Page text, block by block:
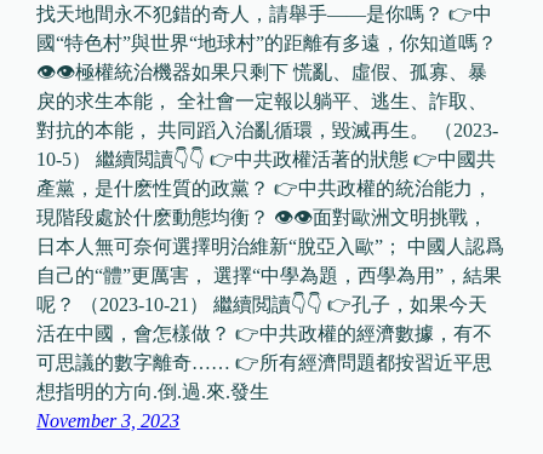
找天地間永不犯錯的奇人，請舉手——是你嗎？ 👉中
國“特色村”與世界“地球村”的距離有多遠，你知道嗎？
👁👁極權統治機器如果只剩下 慌亂、虛假、孤寡、暴
戾的求生本能， 全社會一定報以躺平、逃生、詐取、
對抗的本能， 共同蹈入治亂循環，毀滅再生。 （2023-
10-5） 繼續閲讀👇👇 👉中共政權活著的狀態 👉中國共
產黨，是什麽性質的政黨？ 👉中共政權的統治能力，
現階段處於什麽動態均衡？ 👁👁面對歐洲文明挑戰，
日本人無可奈何選擇明治維新“脫亞入歐”； 中國人認爲
自己的“體”更厲害， 選擇“中學為題，西學為用”，結果
呢？ （2023-10-21） 繼續閲讀👇👇 👉孔子，如果今天
活在中國，會怎樣做？ 👉中共政權的經濟數據，有不
可思議的數字離奇…… 👉所有經濟問題都按習近平思
想指明的方向.倒.過.來.發生
November 3, 2023